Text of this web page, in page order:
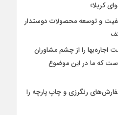
کربلا»
و توسعه محصولات دوستدار
اجاره‌بها را از چشم مشاوران
است که ما در این موضوع
رنگرزی و چاپ پارچه را